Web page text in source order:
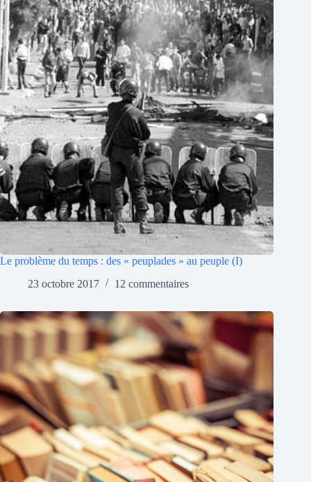
Le problème du temps : des « peuplades » au peuple (I)
23 octobre 2017
12 commentaires